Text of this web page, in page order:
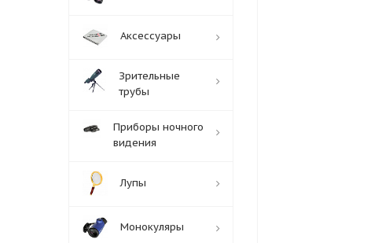
Аксессуары
Зрительные
трубы
Приборы ночного
видения
Лупы
Монокуляры